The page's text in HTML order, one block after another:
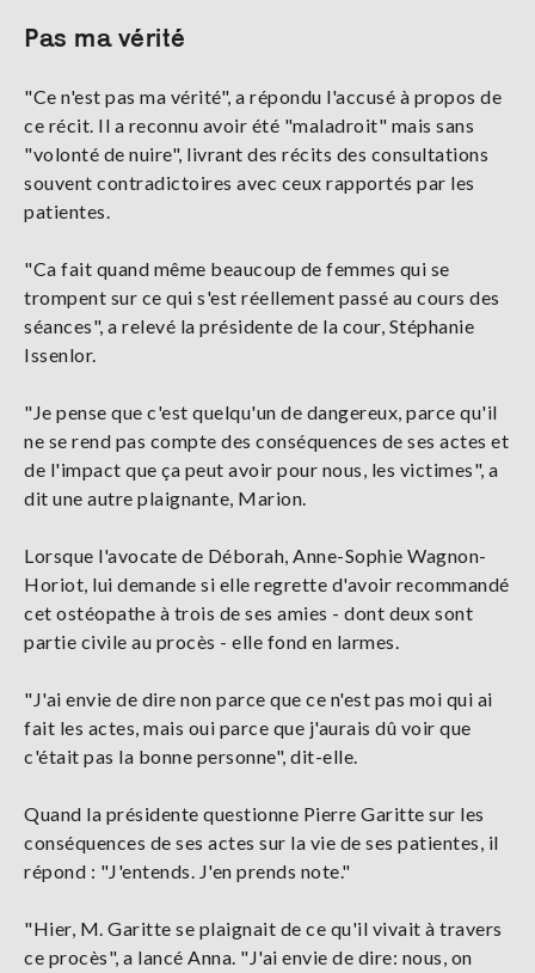
Pas ma vérité
"Ce n'est pas ma vérité", a répondu l'accusé à propos de
ce récit. Il a reconnu avoir été "maladroit" mais sans
"volonté de nuire", livrant des récits des consultations
souvent contradictoires avec ceux rapportés par les
patientes.
"Ca fait quand même beaucoup de femmes qui se
trompent sur ce qui s'est réellement passé au cours des
séances", a relevé la présidente de la cour, Stéphanie
Issenlor.
"Je pense que c'est quelqu'un de dangereux, parce qu'il
ne se rend pas compte des conséquences de ses actes et
de l'impact que ça peut avoir pour nous, les victimes", a
dit une autre plaignante, Marion.
Lorsque l'avocate de Déborah, Anne-Sophie Wagnon-
Horiot, lui demande si elle regrette d'avoir recommandé
cet ostéopathe à trois de ses amies - dont deux sont
partie civile au procès - elle fond en larmes.
"J'ai envie de dire non parce que ce n'est pas moi qui ai
fait les actes, mais oui parce que j'aurais dû voir que
c'était pas la bonne personne", dit-elle.
Quand la présidente questionne Pierre Garitte sur les
conséquences de ses actes sur la vie de ses patientes, il
répond : "J'entends. J'en prends note."
"Hier, M. Garitte se plaignait de ce qu'il vivait à travers
ce procès", a lancé Anna. "J'ai envie de dire: nous, on